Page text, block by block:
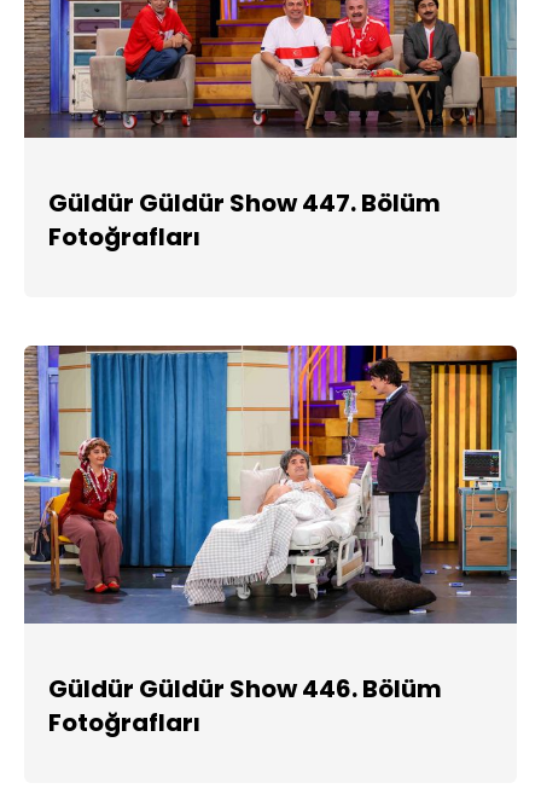
Güldür Güldür Show 447. Bölüm
Fotoğrafları
Güldür Güldür Show 446. Bölüm
Fotoğrafları